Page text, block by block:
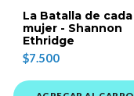
La Batalla de cada
mujer - Shannon
Ethridge
$7.500